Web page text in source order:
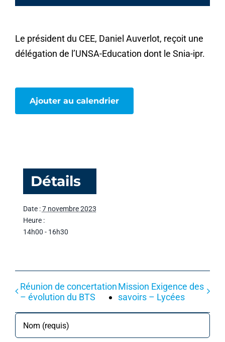
Le président du CEE, Daniel Auverlot, reçoit une
délégation de l’UNSA-Education dont le Snia-ipr.
Ajouter au calendrier
Détails
Date : 7 novembre 2023
Heure :
14h00 - 16h30
Réunion de concertation
– évolution du BTS
Mission Exigence des
savoirs – Lycées